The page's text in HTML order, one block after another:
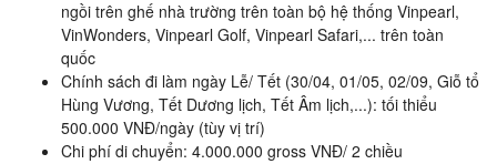
ngồi trên ghế nhà trường trên toàn bộ hệ thống Vinpearl,
VinWonders, Vinpearl Golf, Vinpearl Safari,... trên toàn
quốc
Chính sách đi làm ngày Lễ/ Tết (30/04, 01/05, 02/09, Giỗ tổ
Hùng Vương, Tết Dương lịch, Tết Âm lịch,...): tối thiểu
500.000 VNĐ/ngày (tùy vị trí)
Chi phí di chuyển: 4.000.000 gross VNĐ/ 2 chiều